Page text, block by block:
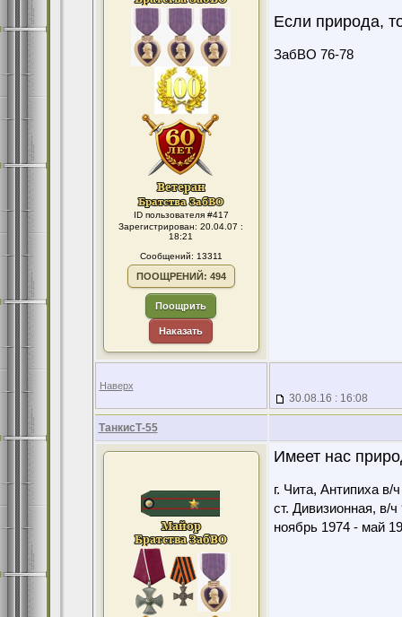
ID пользователя #417
Зарегистрирован: 20.04.07 :
18:21
Сообщений: 13311
ПООЩРЕНИЙ: 494
Поощрить
Наказать
Если природа,
ЗабВО 76-78
Наверх
30.08.16 : 16:08
ТанкисТ-55
Имеет нас
г. Чита, Антипиха в/
ст. Дивизионная, в/ч
ноябрь 1974 - май